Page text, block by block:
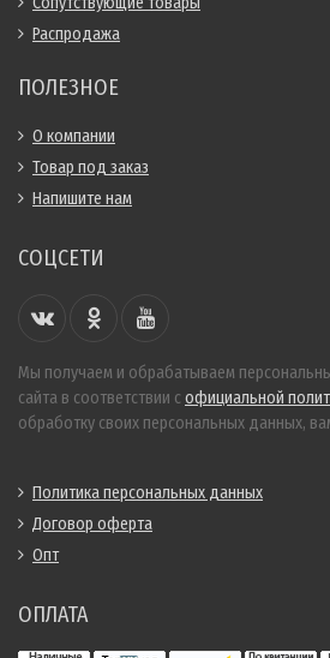
Распродажа
ПОЛЕЗНОЕ
О компании
Товар под заказ
Напишите нам
СОЦСЕТИ
Мы получаем и обрабатываем
сайта в соответствии с официальной
обработку своих персональных данных,
Политика персональных данных
Договор оферта
Опт
ОПЛАТА